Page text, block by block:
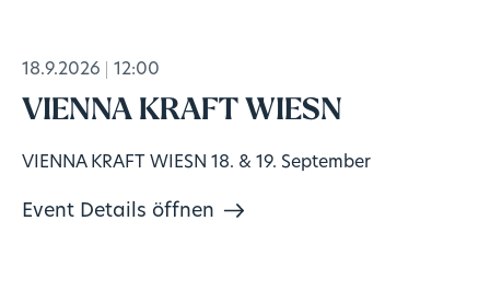
18.9.2026 12:00
VIENNA KRAFT WIESN
VIENNA KRAFT WIESN 18. & 19. September
Event Details öffnen